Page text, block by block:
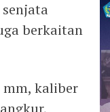
berkaitan
kaliber